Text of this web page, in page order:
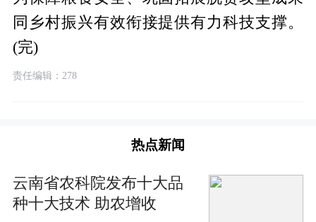
同乡村振兴有效衔接提供有力科技支撑。
(完)
责任编辑：278
热点新闻
云南省农科院发布十大品
种十大技术 助农增收